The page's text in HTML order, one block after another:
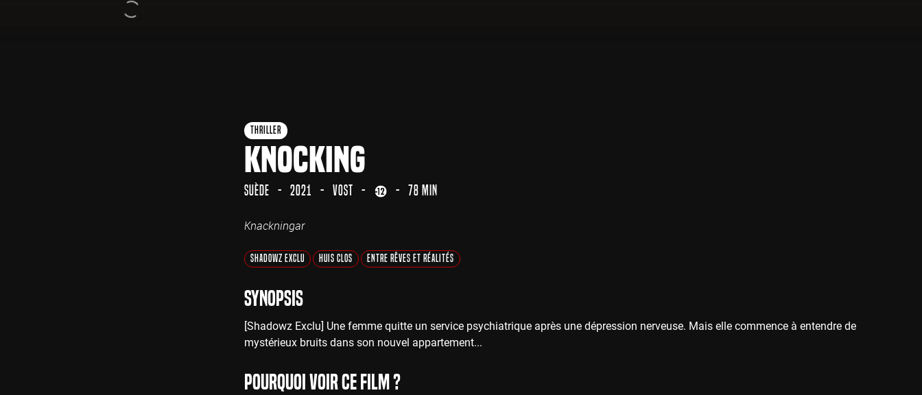
Thriller
Knocking
Suède 2021 VOST 78 min
Knackningar
Shadowz Exclu Huis Clos Entre Rêves et Réalités
Synopsis
[Shadowz Exclu] Une femme quitte un service psychiatrique après une dépression nerveuse. Mais elle commence à entendre de
mystérieux bruits dans son nouvel appartement...
Pourquoi voir ce film ?